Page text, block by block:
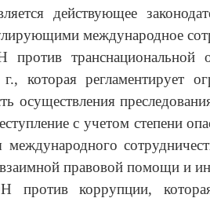
действующее
международное
транснациональной
которая регламентирует
осуществления
с учетом степени
правовой помощи и
против коррупции,